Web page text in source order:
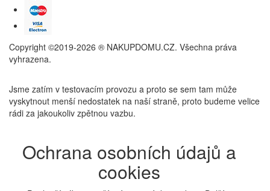
Copyright ©2019-2026 ® NAKUPDOMU.CZ. Všechna práva
vyhrazena.
Jsme zatím v testovacím provozu a proto se sem tam může
vyskytnout menší nedostatek na naší straně, proto budeme velice
rádi za jakoukoliv zpětnou vazbu.
Ochrana osobních údajů a
cookies